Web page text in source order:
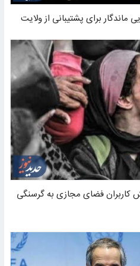
ماندگار برای پشتیبانی از ولایت
کاربران فضای مجازی به گرسنگی